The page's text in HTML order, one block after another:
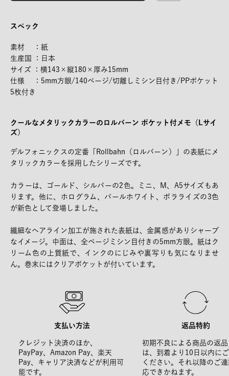
スペック
素材 ：紙
生産国 ：日本
サイズ ：横143×縦180×厚み15mm
仕様 ：5mm方眼/140ページ/切離しミシン目付き/PPポケット
5枚付き
クールなメタリックカラーのロルバーン ポケット付メモ（Lサイ
ズ）
デルフォニックスの定番「Rollbahn（ロルバーン）」の表紙にメ
タリックカラーを採用したシリーズです。
カラーは、ゴールド、シルバーの2色。ミニ、M、A5サイズもあ
ります。他に、ホログラム、パールホワイト、ポラライズの3色
が新色として登場しました。
繊細なヘアライン加工が施された表紙は、金属感がありシャープ
なイメージ。中面は、全ページミシン目付きの5mm方眼。紙はク
リーム色の上質紙で、インクのにじみや裏写りも気になりませ
ん。巻末にはクリアポケットが付いています。
支払い方法
クレジット決済のほか、
PayPay、Amazon Pay、楽天
Pay、キャリア決済などが利用可
能です。
返品特約
初期不良による商品の返
は、到着より10日以内に
ください。それ以降のご
応できかねます。